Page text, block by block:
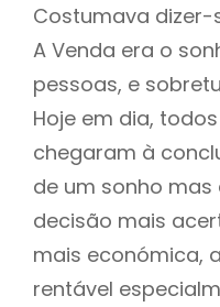
Costumava dizer-
A Venda era o
pessoas, e
Hoje em dia,
chegaram à
de um sonho mas
decisão mais
mais económica,
rentável